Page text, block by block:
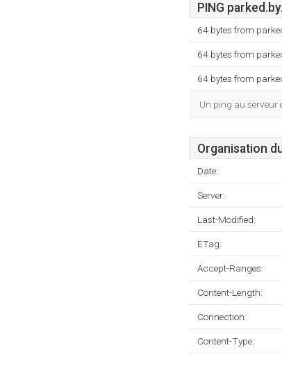
PING
64 bytes from
64 bytes from
64 bytes from
Un ping au serveur
Organisation
Date:
Server:
Last-Modified:
ETag:
Accept-Ranges:
Content-Length:
Connection:
Content-Type: